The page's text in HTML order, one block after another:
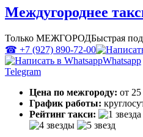
Междугороднее
Только МЕЖГОРОДБыстрая
☎ +7 (927) 890-72-00
Whatsapp
Telegram
Цена по межгороду: от
График работы:
Рейтинг такси: